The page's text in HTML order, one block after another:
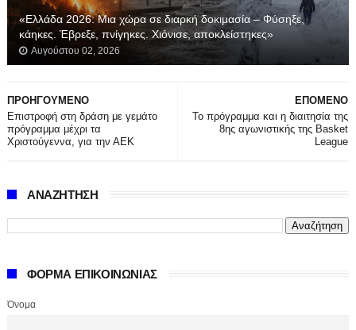
«Ελλάδα 2026: Μια χώρα σε διαρκή δοκιμασία – Φύσηξε,
κάηκες. Έβρεξε, πνίγηκες. Χιόνισε, αποκλείστηκες»
Αυγούστου 02, 2026
ΕΠΟΜΕΝΟ
Το πρόγραμμα και η διαιτησία της
8ης αγωνιστικής της Basket
League
ΠΡΟΗΓΟΥΜΕΝΟ
Επιστροφή στη δράση με γεμάτο
πρόγραμμα μέχρι τα
Χριστούγεννα, για την ΑΕΚ
ΑΝΑΖΗΤΗΣΗ
ΦΟΡΜΑ ΕΠΙΚΟΙΝΩΝΙΑΣ
Όνομα